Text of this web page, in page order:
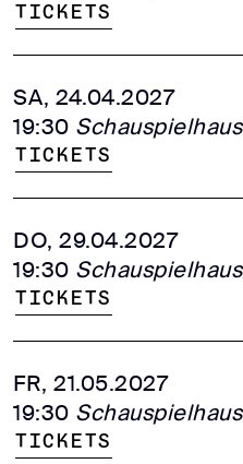
Tickets
SA, 24.04.2027
19:30 Schauspielhaus
Tickets
DO, 29.04.2027
19:30 Schauspielhaus
Tickets
FR, 21.05.2027
19:30 Schauspielhaus
Tickets